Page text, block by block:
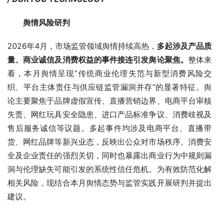
舆情风险研判
2026年4月，市场监管领域舆情持续高热， 多起涉及产品质
量、商业诚信及消费权益的事件接连引发舆论聚焦。 整体来
看，本月舆情呈现“传统商业伦理失范与新型消费风险交
织、平台主体责任与供应链监管漏洞并存”的显著特征。舆
论主要聚焦于品牌虚假宣传、直播营销边界、电商平台审核
失责、网红玩具安全隐患、进口产品标准争议、消费歧视及
售后服务诚信等议题。多起事件均涉及电商平台、直播带
货、网红品牌等新兴业态，反映出公众对市场秩序、消费安
全及企业责任的强烈关切，同时也暴露出商业行为中规则漏
洞与伦理缺失可能引发的系统性信任危机。为有效防范化解
相关风险，现结合本月舆情态势与监管实践开展研判并提出
建议。